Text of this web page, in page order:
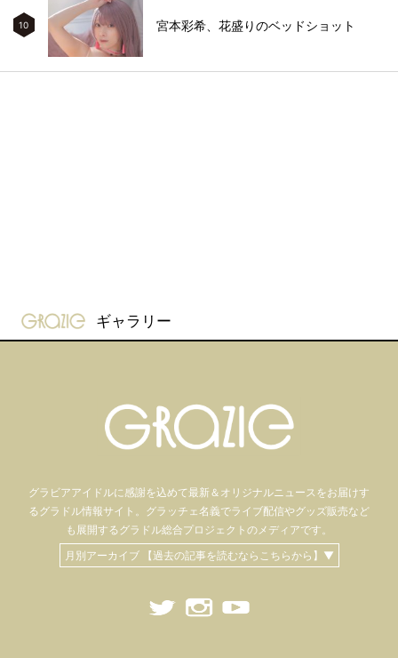
10 宮本彩希、花盛りのベッドショット
gravure-grazie
ギャラリー
グラビアアイドルに感謝を込めて最新＆オリジナルニュースをお届けす
るグラドル情報サイト。 グラッチェ名義でライブ配信やグッズ販売など
も 展開するグラドル総合プロジェクトのメディアです。
月別アーカイブ 【過去の記事を読むならこちらから】▼